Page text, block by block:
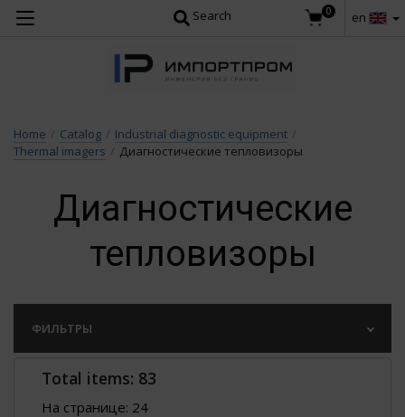
Search 0 en
Home Catalog Industrial diagnostic equipment
Thermal imagers
Диагностические тепловизоры
Диагностические
тепловизоры
ФИЛЬТРЫ
Total items: 83